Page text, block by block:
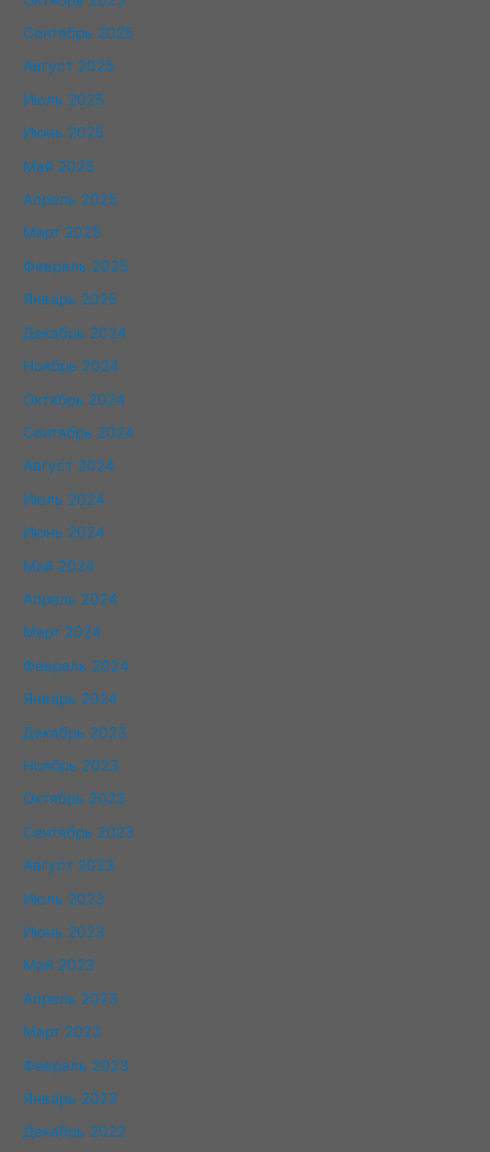
Сентябрь 2025
Август 2025
Июль 2025
Июнь 2025
Май 2025
Апрель 2025
Март 2025
Февраль 2025
Январь 2025
Декабрь 2024
Ноябрь 2024
Октябрь 2024
Сентябрь 2024
Август 2024
Июль 2024
Июнь 2024
Май 2024
Апрель 2024
Март 2024
Февраль 2024
Январь 2024
Декабрь 2023
Ноябрь 2023
Октябрь 2023
Сентябрь 2023
Август 2023
Июль 2023
Июнь 2023
Май 2023
Апрель 2023
Март 2023
Февраль 2023
Январь 2023
Декабрь 2022